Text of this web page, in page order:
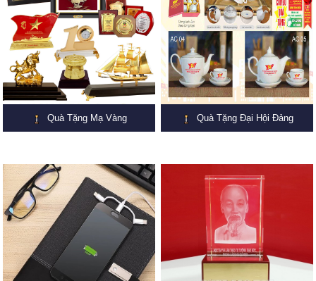
Quà Tặng Mạ Vàng Quà Tặng Đại Hội Đảng